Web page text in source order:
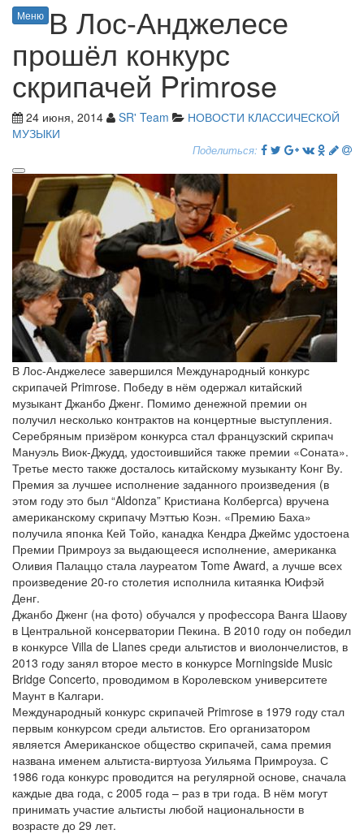
Меню В Лос-Анджелесе
прошёл конкурс
скрипачей Primrose
24 июня, 2014 SR' Team
НОВОСТИ КЛАССИЧЕСКОЙ
МУЗЫКИ
Поделиться:
В Лос-Анджелесе завершился Международный конкурс
скрипачей Primrose. Победу в нём одержал китайский
музыкант Джанбо Дженг. Помимо денежной премии он
получил несколько контрактов на концертные выступления.
Серебряным призёром конкурса стал французский скрипач
Мануэль Виок-Джудд, удостоившийся также премии «Соната».
Третье место также досталось китайскому музыканту Конг Ву.
Премия за лучшее исполнение заданного произведения (в
этом году это был “Aldonza” Кристиана Колбергса) вручена
американскому скрипачу Мэттью Коэн. «Премию Баха»
получила японка Кей Тойо, канадка Кендра Джеймс удостоена
Премии Примроуз за выдающееся исполнение, американка
Оливия Палаццо стала лауреатом Tome Award, а лучше всех
произведение 20-го столетия исполнила китаянка Юифэй
Денг.
Джанбо Дженг (на фото) обучался у профессора Ванга Шаову
в Центральной консерватории Пекина. В 2010 году он победил
в конкурсе Villa de Llanes среди альтистов и виолончелистов, в
2013 году занял второе место в конкурсе Morningside Music
Bridge Concerto, проводимом в Королевском университете
Маунт в Калгари.
Международный конкурс скрипачей Primrose в 1979 году стал
первым конкурсом среди альтистов. Его организатором
является Американское общество скрипачей, сама премия
названа именем альтиста-виртуоза Уильяма Примроуза. С
1986 года конкурс проводится на регулярной основе, сначала
каждые два года, с 2005 года – раз в три года. В нём могут
принимать участие альтисты любой национальности в
возрасте до 29 лет.